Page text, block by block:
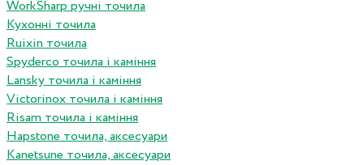
WorkSharp ручні точила
Кухонні точила
Ruixin точила
Spyderco точила і каміння
Lansky точила і каміння
Victorinox точила і каміння
Risam точила і каміння
Hapstone точила, аксесуари
Kanetsune точила, аксесуари